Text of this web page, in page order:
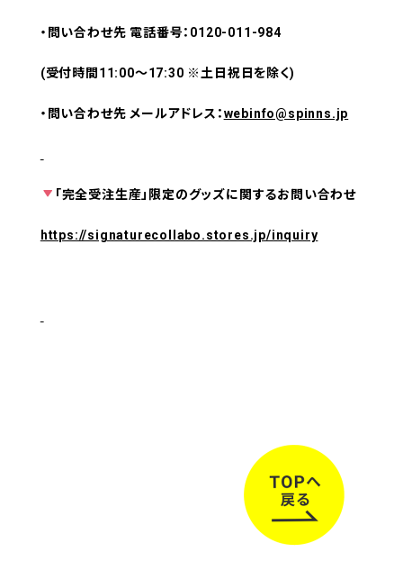
・問い合わせ先 電話番号：0120-011-984
(受付時間11:00～17:30 ※土日祝日を除く)
・問い合わせ先 メールアドレス：webinfo@spinns.jp
「完全受注生産」限定のグッズに関するお問い合わせ
https://signaturecollabo.stores.jp/inquiry